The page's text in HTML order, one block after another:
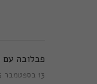
פבלובה עם
13 בספטמבר 2025